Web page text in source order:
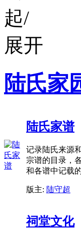
陆氏家
陆氏家谱
记录陆氏来源
宗谱的目录，
和各谱中记载
版主: 陆守超
祠堂文化